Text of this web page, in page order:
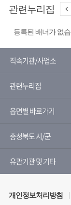
관련누리집
등록된 배너가 없
직속기관/사업소
관련누리집
읍면별 바로가기
충청북도 시/군
유관기관 및 기타
개인정보처리방침